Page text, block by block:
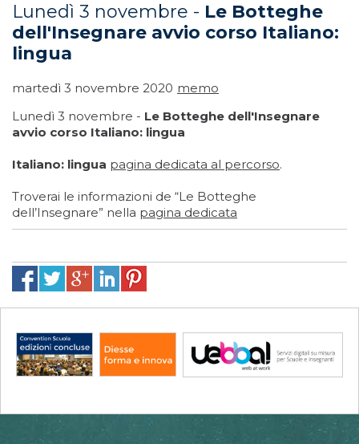
Lunedì 3 novembre - Le Botteghe
dell'Insegnare avvio corso Italiano:
lingua
martedì 3 novembre 2020 memo
Lunedì 3 novembre - Le Botteghe dell'Insegnare
avvio corso Italiano: lingua
Italiano: lingua pagina dedicata al percorso.
Troverai le informazioni de “Le Botteghe
dell’Insegnare” nella pagina dedicata